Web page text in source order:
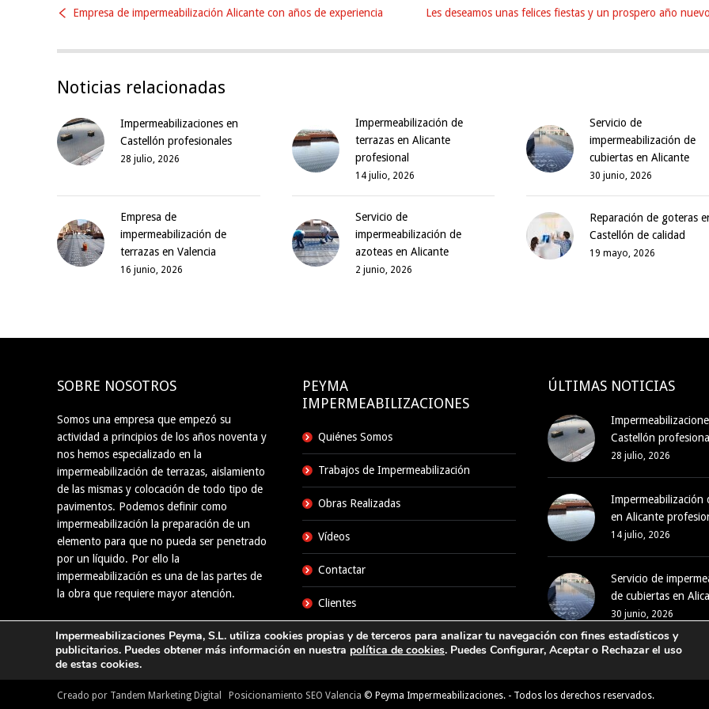
Empresa de impermeabilización Alicante con años de experiencia Les deseamos unas felices fiestas y un prospero año
Noticias relacionadas
Impermeabilizaciones en
Castellón profesionales
28 julio, 2026
Impermeabilización de
terrazas en Alicante
profesional
14 julio, 2026
Servicio de
impermeabilización de
cubiertas en Alicante
30 junio, 2026
Empresa de
impermeabilización de
terrazas en Valencia
16 junio, 2026
Servicio de
impermeabilización de
azoteas en Alicante
2 junio, 2026
Reparación de goteras
Castellón de calidad
19 mayo, 2026
SOBRE NOSOTROS
Somos una empresa que empezó su
actividad a principios de los años noventa y
nos hemos especializado en la
impermeabilización de terrazas, aislamiento
de las mismas y colocación de todo tipo de
pavimentos. Podemos definir como
impermeabilización la preparación de un
elemento para que no pueda ser penetrado
por un líquido. Por ello la
impermeabilización es una de las partes de
la obra que requiere mayor atención.
PEYMA
IMPERMEABILIZACIONES
Quiénes Somos
Trabajos de Impermeabilización
Obras Realizadas
Vídeos
Contactar
Clientes
ÚLTIMAS NOTICIAS
Castellón
28 julio, 2026
Impermeabilización
en Alicante
14 julio, 2026
Servicio de
de cubiertas en
30 junio, 2026
Creado por Tandem Marketing Digital Posicionamiento SEO Valencia © Peyma Impermeabilizaciones. - Todos los derechos reservados.
Impermeabilizaciones Peyma, S.L. utiliza cookies propias y de terceros para analizar tu navegación con fines estadísticos y
publicitarios. Puedes obtener más información en nuestra política de cookies. Puedes Configurar, Aceptar o Rechazar el uso
de estas cookies.